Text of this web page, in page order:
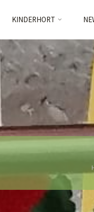
KINDERHORT